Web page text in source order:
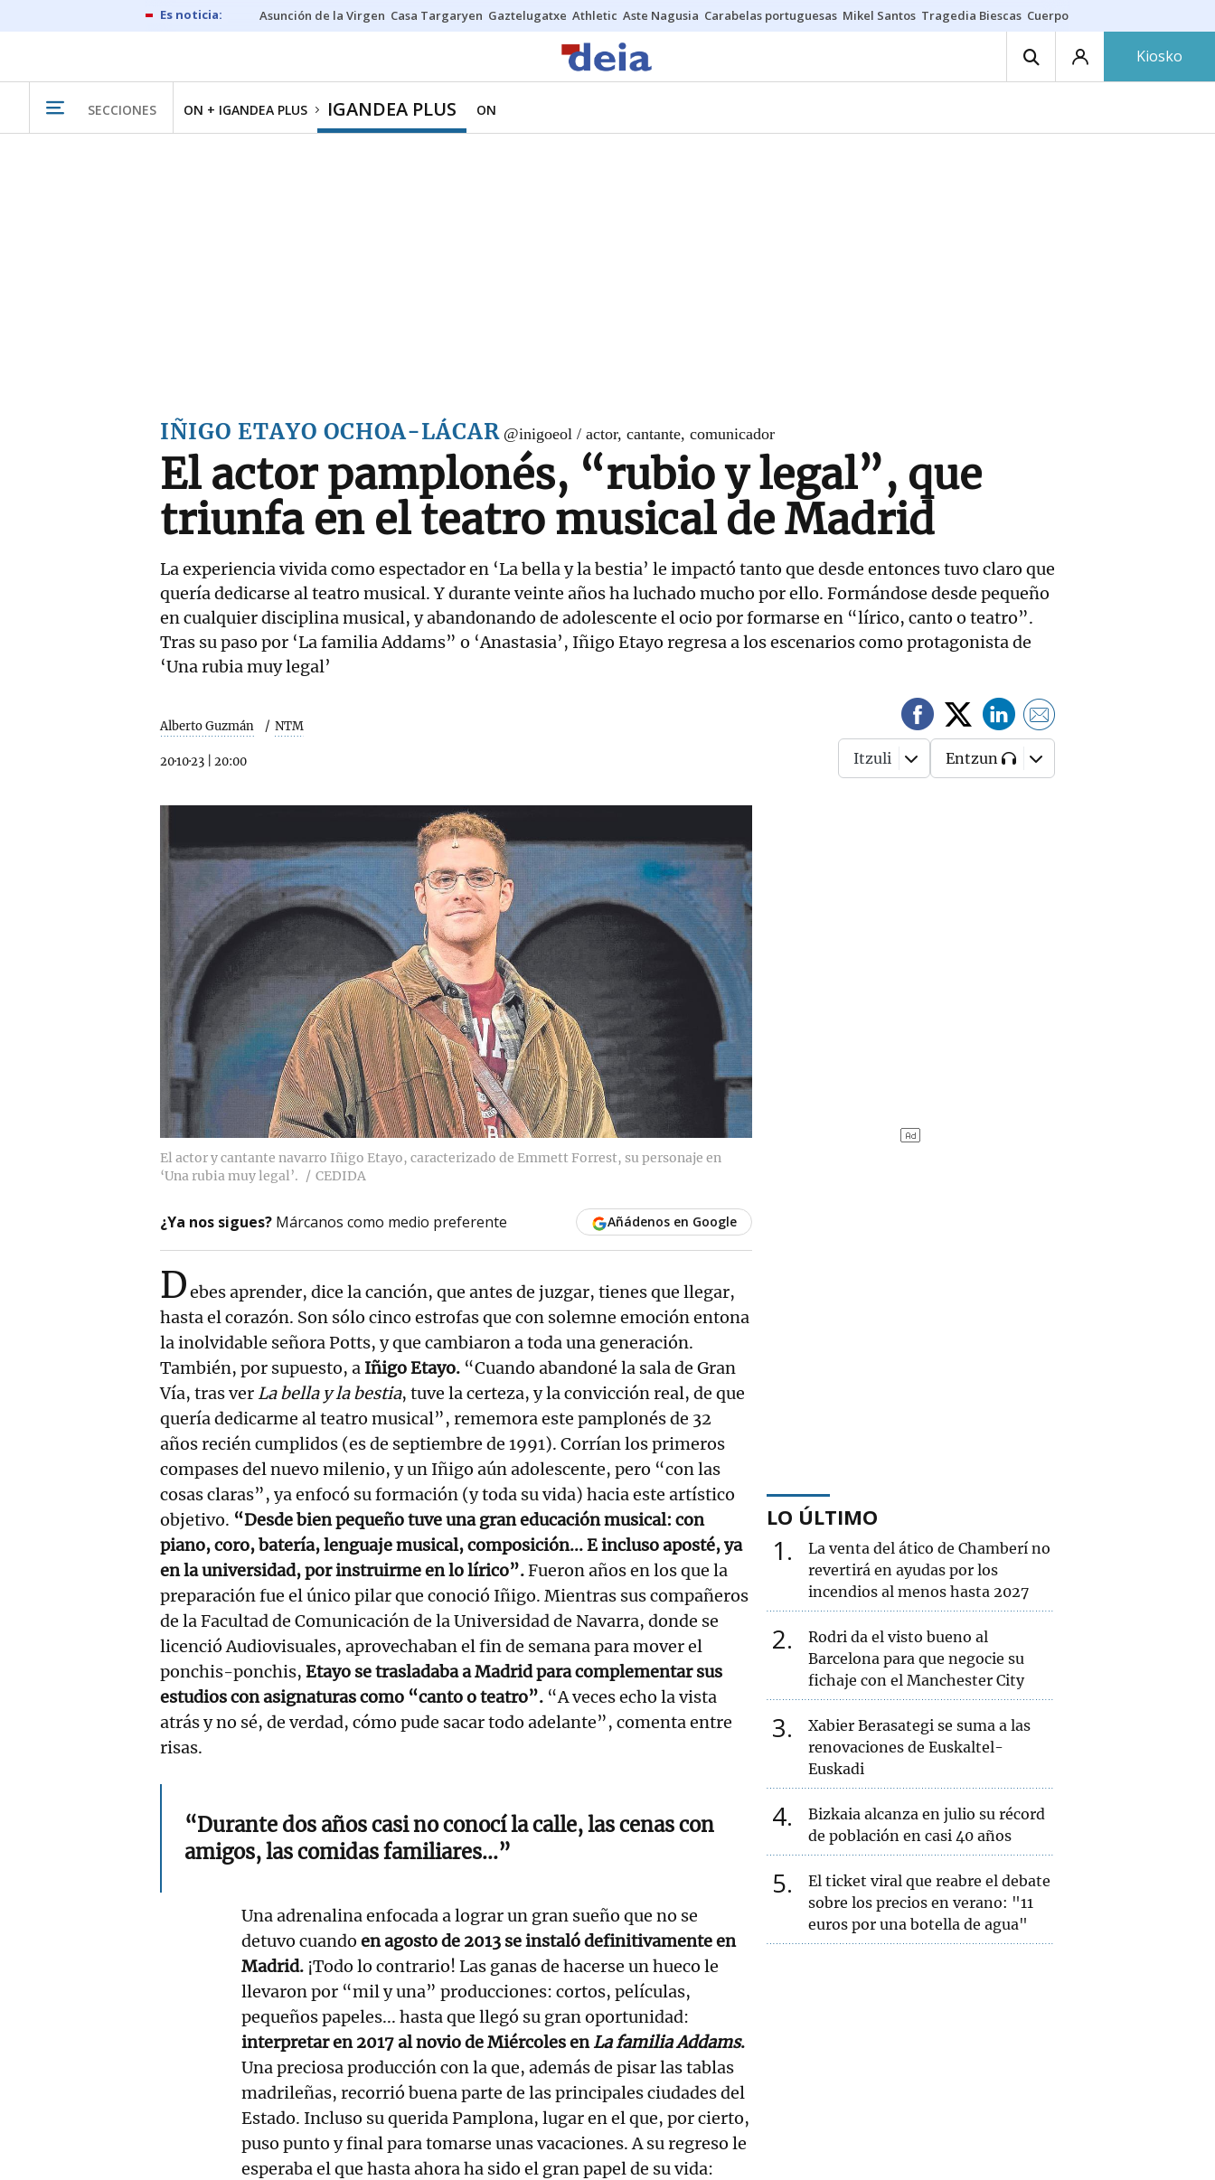
Asunción de la Virgen Casa Targaryen Gaztelugatxe Athletic Aste Nagusia Carabelas portuguesas Mikel Santos Tragedia Biescas Cuerpo ría
Kiosko
SECCIONES ON + IGANDEA PLUS IGANDEA PLUS ON
IÑIGO ETAYO OCHOA-LÁCAR @inigoeol / actor, cantante, comunicador
El actor pamplonés, “rubio y legal”, que
triunfa en el teatro musical de Madrid
La experiencia vivida como espectador en ‘La bella y la bestia’ le impactó tanto que desde entonces tuvo claro que
quería dedicarse al teatro musical. Y durante veinte años ha luchado mucho por ello. Formándose desde pequeño
en cualquier disciplina musical, y abandonando de adolescente el ocio por formarse en “lírico, canto o teatro”.
Tras su paso por ‘La familia Addams” o ‘Anastasia’, Iñigo Etayo regresa a los escenarios como protagonista de
‘Una rubia muy legal’
Alberto Guzmán NTM
20·10·23 20:00 Itzuli Entzun
El actor y cantante navarro Iñigo Etayo, caracterizado de Emmett Forrest, su personaje en
‘Una rubia muy legal’.
CEDIDA
¿Ya nos sigues? Márcanos como medio preferente Añádenos en Google
Debes aprender, dice la canción, que antes de juzgar, tienes que llegar,
hasta el corazón. Son sólo cinco estrofas que con solemne emoción entona
la inolvidable señora Potts, y que cambiaron a toda una generación.
También, por supuesto, a Iñigo Etayo. “Cuando abandoné la sala de Gran
Vía, tras ver La bella y la bestia, tuve la certeza, y la convicción real, de que
quería dedicarme al teatro musical”, rememora este pamplonés de 32
años recién cumplidos (es de septiembre de 1991). Corrían los primeros
compases del nuevo milenio, y un Iñigo aún adolescente, pero “con las
cosas claras”, ya enfocó su formación (y toda su vida) hacia este artístico
objetivo. “Desde bien pequeño tuve una gran educación musical: con
piano, coro, batería, lenguaje musical, composición... E incluso aposté, ya
en la universidad, por instruirme en lo lírico”.Fueron años en los que la
preparación fue el único pilar que conoció Iñigo. Mientras sus compañeros
de la Facultad de Comunicación de la Universidad de Navarra, donde se
licenció Audiovisuales, aprovechaban el fin de semana para mover el
ponchis-ponchis, Etayo se trasladaba a Madrid para complementar sus
estudios con asignaturas como “canto o teatro”. “A veces echo la vista
atrás y no sé, de verdad, cómo pude sacar todo adelante”, comenta entre
risas.
“Durante dos años casi no conocí la calle, las cenas con
amigos, las comidas familiares...”
Una adrenalina enfocada a lograr un gran sueño que no se
detuvo cuando en agosto de 2013 se instaló definitivamente en
Madrid. ¡Todo lo contrario! Las ganas de hacerse un hueco le
llevaron por “mil y una” producciones: cortos, películas,
pequeños papeles... hasta que llegó su gran oportunidad:
interpretar en 2017 al novio de Miércoles enLa familia Addams.
Una preciosa producción con la que, además de pisar las tablas
madrileñas, recorrió buena parte de las principales ciudades del
Estado. Incluso su querida Pamplona, lugar en el que, por cierto,
puso punto y final para tomarse unas vacaciones. A su regreso le
esperaba el que hasta ahora ha sido el gran papel de su vida:
LO ÚLTIMO
1
La venta del ático de Chamberí no
revertirá en ayudas por los
incendios al menos hasta 2027
2
Rodri da el visto bueno al
Barcelona para que negocie su
fichaje con el Manchester City
3
Xabier Berasategi se suma a las
renovaciones de Euskaltel-
Euskadi
4
Bizkaia alcanza en julio su récord
de población en casi 40 años
5
El ticket viral que reabre el debate
sobre los precios en verano: "11
euros por una botella de agua"